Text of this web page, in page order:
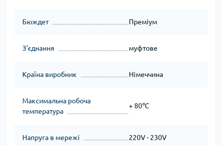
Бюждет Преміум
З'єднання муфтове
Країна виробник Німеччина
Максимальна робоча
температура
+ 80℃
Напруга в мережі 220V - 230V